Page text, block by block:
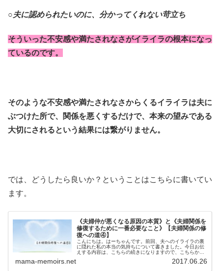
○夫に認められたいのに、分かってくれない苛立ち
そういった不安感や満たされなさがイライラの根本になっ
ているのです。
そのような不安感や満たされなさからくるイライラは夫に
ぶつけた所で、関係を悪くするだけで、本来の望みである
大切にされるという結果には繋がりません。
では、どうしたら良いか？ということはこちらに書いてい
ます。
《夫婦仲が悪くなる原因の本質》と《夫婦関係を
修復するために一番必要なこと》【夫婦関係の修
復への道④】
こんにちは。はーちゃんです。前回、夫へのイライラの裏
に隠れた私の本当の気持ちについて書きました。今日お伝
えする内容は、こちらの続きになりますので、こちらから
mama-memoirs.net 2017.06.26